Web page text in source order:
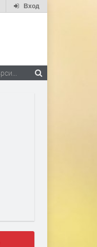
Вход